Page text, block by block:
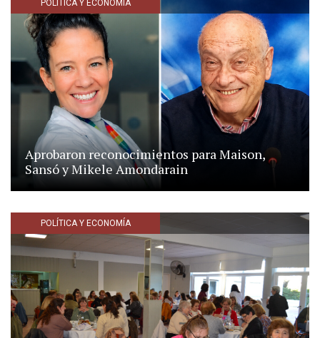
POLÍTICA Y ECONOMÍA
Aprobaron reconocimientos para Maison,
Sansó y Mikele Amondarain
POLÍTICA Y ECONOMÍA